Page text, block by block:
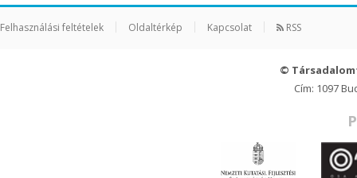
Felhasználási feltételek Oldaltérkép Kapcsolat RSS
©
Cím: 1097